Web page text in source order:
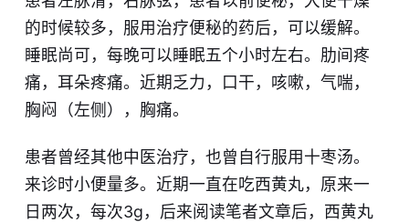
的时候较多，服用治疗便秘的药后，可以缓解。
睡眠尚可，每晚可以睡眠五个小时左右。肋间疼
痛，耳朵疼痛。近期乏力，口干，咳嗽，气喘，
胸闷（左侧），胸痛。
患者曾经其他中医治疗，也曾自行服用十枣汤。
来诊时小便量多。近期一直在吃西黄丸，原来一
日两次，每次3g，后来阅读笔者文章后，西黄丸